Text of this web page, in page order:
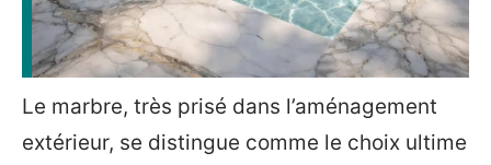
Le marbre, très prisé dans l’aménagement
extérieur, se distingue comme le choix ultime